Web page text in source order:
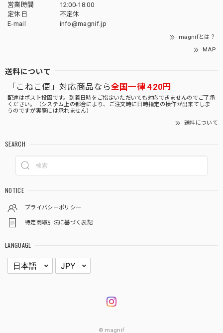
営業時間
12:00-18:00
定休日
不定休
E-mail
info@magnif.jp
magnifとは？
MAP
送料について
「こねこ便」対応商品なら全国一律 420円
配達はポスト投函です。到着日時をご指定いただいても対応できませんのでご了承
ください。（システム上の都合により、ご注文時に日時指定の操作が出来てしま
うのですが実際には承れません）
送料について
SEARCH
NOTICE
プライバシーポリシー
特定商取引法に基づく表記
LANGUAGE
© magnif